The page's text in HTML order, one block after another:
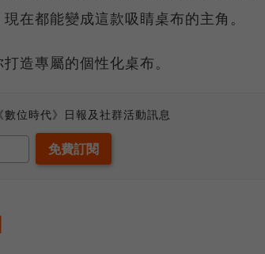
在都能變成這款吸睛桌布的主角。
造專屬的個性化桌布。
位時代》日報及社群活動訊息